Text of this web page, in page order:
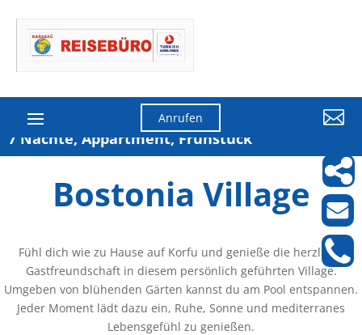
Anrufen 
7 Nächte, Appartment, Frühstück
Bostonia Village
Fühl dich wie zu Hause auf Korfu und genieße die herzliche
Gastfreundschaft in diesem persönlich geführten Village.
Umgeben von blühenden Gärten kannst du am Pool entspannen.
Jeder Moment lädt dazu ein, Ruhe, Sonne und mediterranes
Lebensgefühl zu genießen.